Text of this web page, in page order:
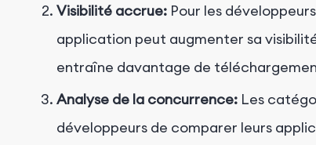
Visibilité accrue: Pour les
application peut augmenter sa
entraîne davantage de
Analyse de la concurrence: Les
développeurs de comparer leurs